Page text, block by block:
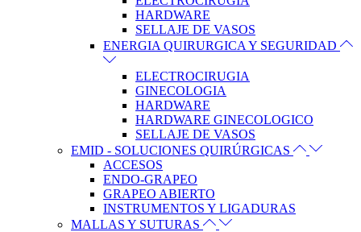
HARDWARE
SELLAJE DE VASOS
ENERGIA QUIRURGICA Y SEGURIDAD
ELECTROCIRUGIA
GINECOLOGIA
HARDWARE
HARDWARE GINECOLOGICO
SELLAJE DE VASOS
EMID - SOLUCIONES QUIRÚRGICAS
ACCESOS
ENDO-GRAPEO
GRAPEO ABIERTO
INSTRUMENTOS Y LIGADURAS
MALLAS Y SUTURAS